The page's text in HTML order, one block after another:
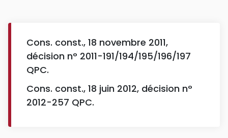
Cons. const., 18 novembre 2011,
décision n° 2011-191/194/195/196/197
QPC.
Cons. const., 18 juin 2012, décision n°
2012-257 QPC.